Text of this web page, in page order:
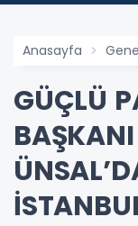
Anasayfa
GÜÇLÜ